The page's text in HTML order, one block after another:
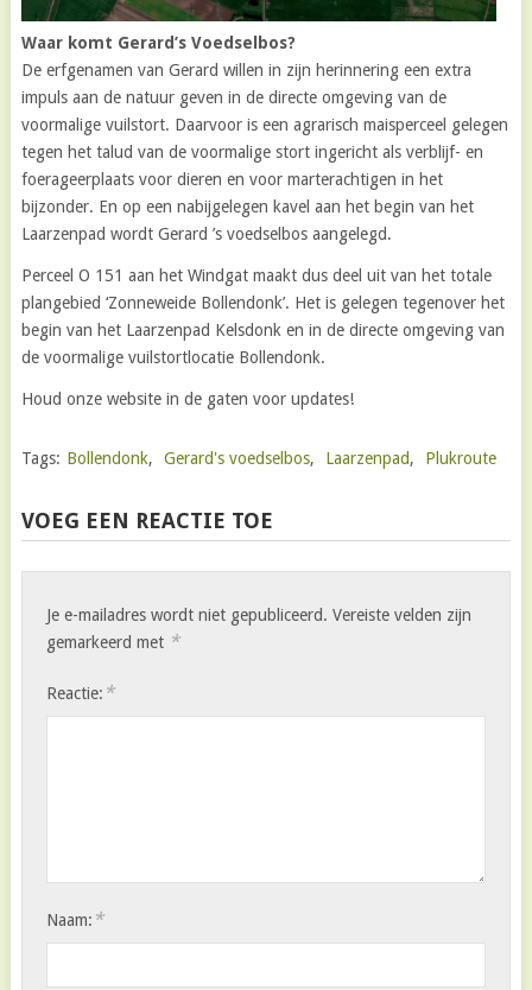
Waar komt Gerard’s Voedselbos?
De erfgenamen van Gerard willen in zijn herinnering een extra
impuls aan de natuur geven in de directe omgeving van de
voormalige vuilstort. Daarvoor is een agrarisch maisperceel gelegen
tegen het talud van de voormalige stort ingericht als verblijf- en
foerageerplaats voor dieren en voor marterachtigen in het
bijzonder. En op een nabijgelegen kavel aan het begin van het
Laarzenpad wordt Gerard ’s voedselbos aangelegd.
Perceel O 151 aan het Windgat maakt dus deel uit van het totale
plangebied ‘Zonneweide Bollendonk’. Het is gelegen tegenover het
begin van het Laarzenpad Kelsdonk en in de directe omgeving van
de voormalige vuilstortlocatie Bollendonk.
Houd onze website in de gaten voor updates!
Tags: Bollendonk, Gerard's voedselbos, Laarzenpad, Plukroute
VOEG EEN REACTIE TOE
Je e-mailadres wordt niet gepubliceerd. Vereiste velden zijn
gemarkeerd met *
Reactie: *
Naam: *